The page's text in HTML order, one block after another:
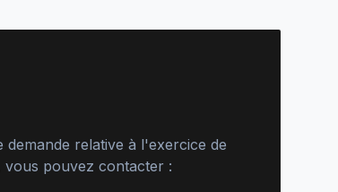
demande relative à l'exercice de
vous pouvez contacter :